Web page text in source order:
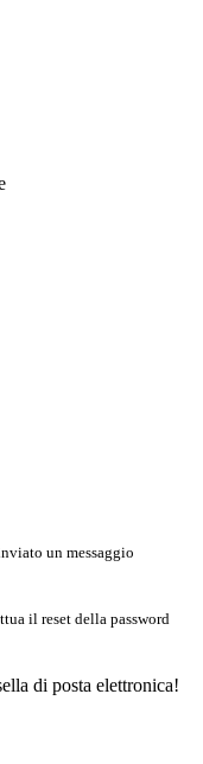
un messaggio
il reset della password
di posta elettronica!